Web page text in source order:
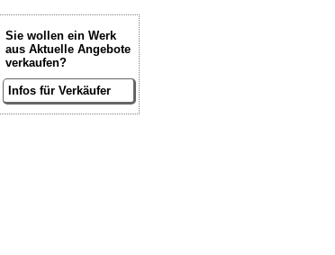
Sie wollen ein Werk
aus Aktuelle Angebote
verkaufen?
Infos für Verkäufer